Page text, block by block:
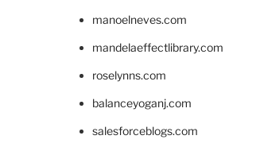
manoelneves.com
mandelaeffectlibrary.com
roselynns.com
balanceyoganj.com
salesforceblogs.com